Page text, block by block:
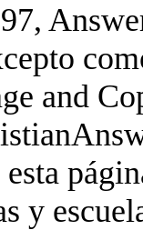
and
y